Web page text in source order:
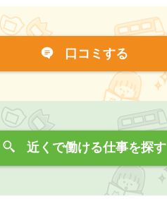
口コミする
近くで働ける仕事を探す